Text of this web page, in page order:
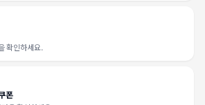
확인하세요.
폰